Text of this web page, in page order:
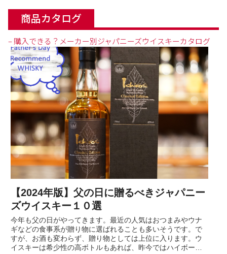
商品カタログ
– 購入できる？メーカー別ジャパニーズウイスキーカタログ
【2024年版】父の日に贈るべきジャパニー
ズウイスキー１０選
今年も父の日がやってきます。最近の人気はおつまみやウナ
ギなどの食事系が贈り物に選ばれることも多いそうです。で
すが、お酒も変わらず、贈り物としては上位に入ります。ウ
イスキーは希少性の高ボトルもあれば、昨今ではハイボール